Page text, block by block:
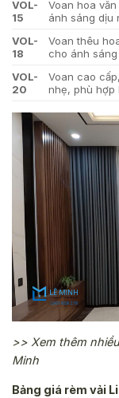
VOL-
15
Voan hoa
ánh sáng dịu
VOL-
18
Voan thêu
cho ánh
VOL-
20
Voan cao
nhẹ, phù hợp
>> Xem thêm
Minh
Bảng giá rèm vải